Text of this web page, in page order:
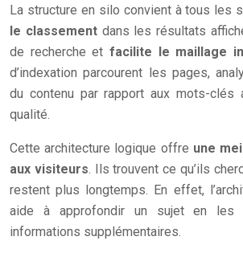
La structure en silo convient à tous les
le classementdans les résultats
de recherche et facilite le maillage
d’indexation parcourent les pages,
du contenu par rapport aux mots-clés
qualité.
Cette architecture logique offre une
aux visiteurs. Ils trouvent ce qu’ils
restent plus longtemps. En effet,
aide à approfondir un sujet en les
informations supplémentaires.